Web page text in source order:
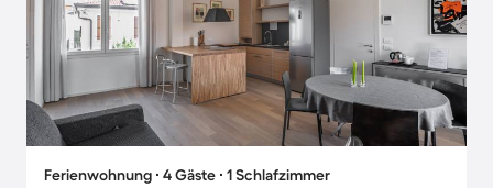
Ferienwohnung ∙ 4 Gäste ∙ 1 Schlafzimmer